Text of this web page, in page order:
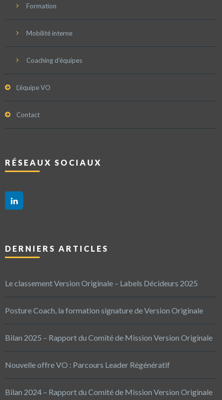
Formation
Mobilité interne
Coaching d’équipes
L’équipe VO
Contact
RÉSEAUX SOCIAUX
DERNIERS ARTICLES
Le classement Version Originale – Labels Décideurs 2025
Posture Coach, la formation signature de Version Originale
Bilan 2025 – Rapport du Comité de Mission Version Originale
Nouvelle offre VO : Parcours Leader Régénératif
Bilan 2024 – Rapport du Comité de Mission Version Originale